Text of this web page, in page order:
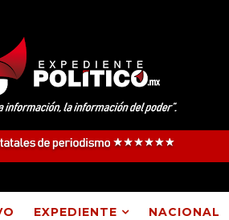
EXPEDIENTE NACIONAL